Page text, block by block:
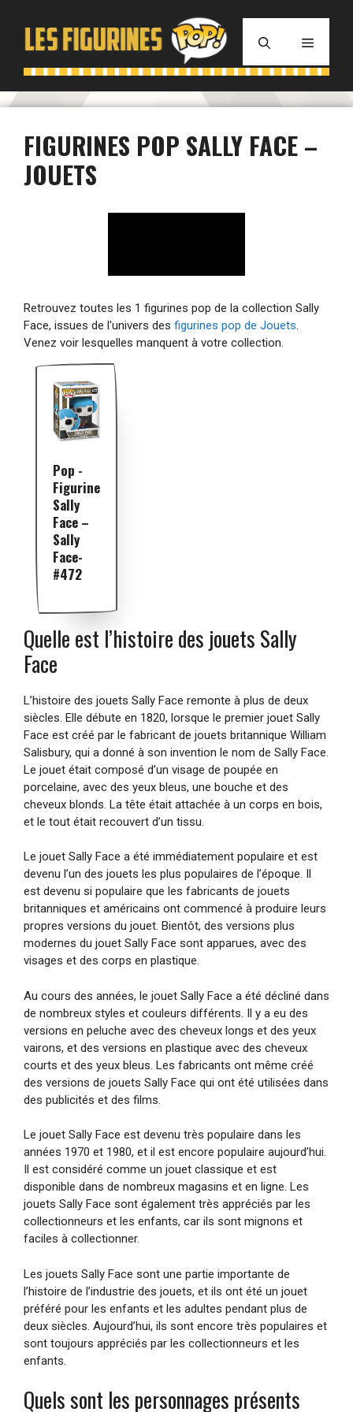
contenu
MENU
FIGURINES POP SALLY FACE –
JOUETS
Retrouvez toutes les 1 figurines pop de la collection Sally
Face, issues de l'univers des figurines pop de Jouets.
Venez voir lesquelles manquent à votre collection.
Pop -
Figurine
Sally
Face –
Sally
Face-
#472
Quelle est l’histoire des jouets Sally
Face
L’histoire des jouets Sally Face remonte à plus de deux
siècles. Elle débute en 1820, lorsque le premier jouet Sally
Face est créé par le fabricant de jouets britannique William
Salisbury, qui a donné à son invention le nom de Sally Face.
Le jouet était composé d’un visage de poupée en
porcelaine, avec des yeux bleus, une bouche et des
cheveux blonds. La tête était attachée à un corps en bois,
et le tout était recouvert d’un tissu.
Le jouet Sally Face a été immédiatement populaire et est
devenu l’un des jouets les plus populaires de l’époque. Il
est devenu si populaire que les fabricants de jouets
britanniques et américains ont commencé à produire leurs
propres versions du jouet. Bientôt, des versions plus
modernes du jouet Sally Face sont apparues, avec des
visages et des corps en plastique.
Au cours des années, le jouet Sally Face a été décliné dans
de nombreux styles et couleurs différents. Il y a eu des
versions en peluche avec des cheveux longs et des yeux
vairons, et des versions en plastique avec des cheveux
courts et des yeux bleus. Les fabricants ont même créé
des versions de jouets Sally Face qui ont été utilisées dans
des publicités et des films.
Le jouet Sally Face est devenu très populaire dans les
années 1970 et 1980, et il est encore populaire aujourd’hui.
Il est considéré comme un jouet classique et est
disponible dans de nombreux magasins et en ligne. Les
jouets Sally Face sont également très appréciés par les
collectionneurs et les enfants, car ils sont mignons et
faciles à collectionner.
Les jouets Sally Face sont une partie importante de
l’histoire de l’industrie des jouets, et ils ont été un jouet
préféré pour les enfants et les adultes pendant plus de
deux siècles. Aujourd’hui, ils sont encore très populaires et
sont toujours appréciés par les collectionneurs et les
enfants.
Quels sont les personnages présents